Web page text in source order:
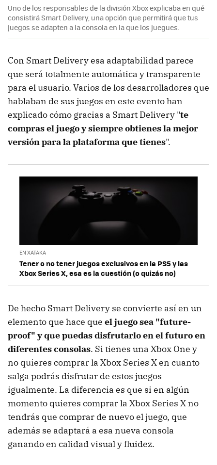
Uno de los responsables de la división Xbox explicaba en qué
consistirá Smart Delivery, una opción que permitirá que tus
juegos se adapten a la consola en la que los juegues.
Con Smart Delivery esa adaptabilidad parece
que será totalmente automática y transparente
para el usuario. Varios de los desarrolladores que
hablaban de sus juegos en este evento han
explicado cómo gracias a Smart Delivery "te
compras el juego y siempre obtienes la mejor
versión para la plataforma que tienes".
EN XATAKA
Tener o no tener juegos exclusivos en la PS5 y las
Xbox Series X, esa es la cuestión (o quizás no)
De hecho Smart Delivery se convierte así en un
elemento que hace que el juego sea "future-
proof" y que puedas disfrutarlo en el futuro en
diferentes consolas. Si tienes una Xbox One y
no quieres comprar la Xbox Series X en cuanto
salga podrás disfrutar de estos juegos
igualmente. La diferencia es que si en algún
momento quieres comprar la Xbox Series X no
tendrás que comprar de nuevo el juego, que
además se adaptará a esa nueva consola
ganando en calidad visual y fluidez.